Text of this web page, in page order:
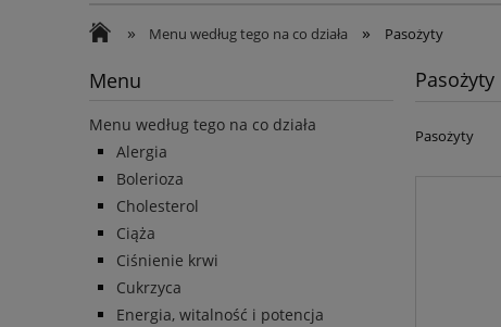
» Menu według tego na co działa » Pasożyty
Menu
Menu według tego na co działa
Alergia
Bolerioza
Cholesterol
Ciąża
Ciśnienie krwi
Cukrzyca
Energia, witalność i potencja
Pasożyty
Pasożyty